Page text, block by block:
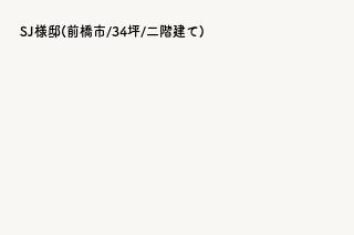
SJ様邸(前橋市/34坪/二階建て)